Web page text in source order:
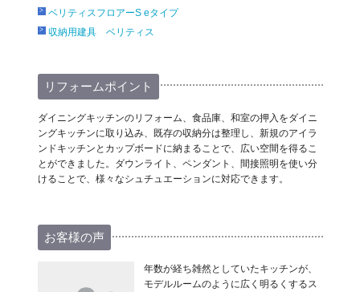
ベリティスフロアーS eタイプ
収納用建具 ベリティス
リフォームポイント
ダイニングキッチンのリフォーム、食品庫、和室の押入をダイニ
ングキッチンに取り込み、既存の収納分は整理し、新規のアイラ
ンドキッチンとカップボードに納まることで、広い空間を得るこ
とができました。ダウンライト、ペンダント、間接照明を使い分
けることで、様々なシュチュエーションに対応できます。
お客様の声
年数が経ち雑然としていたキッチンが、
モデルルームのように広く明るくするス